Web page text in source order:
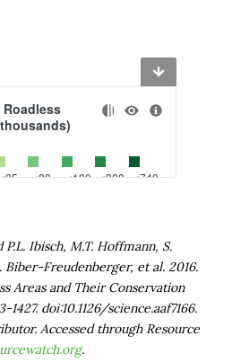
Ibisch, M.T. Hoffmann, S.
Biber-Freudenberger, et al. 2016.
Areas and Their Conservation
1427. doi:10.1126/science.aaf7166.
Accessed through Resource
.